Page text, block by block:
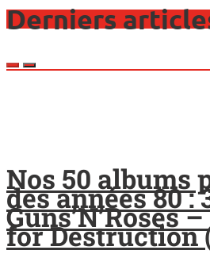
Derniers
Nos 50 albums
des années 80 :
Guns’N’Roses
for Destruction